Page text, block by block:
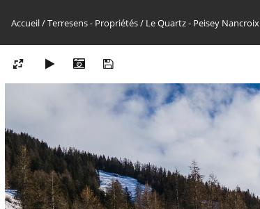
Accueil/Terresens - Propriétés/ Le Quartz - Peisey Nancroix